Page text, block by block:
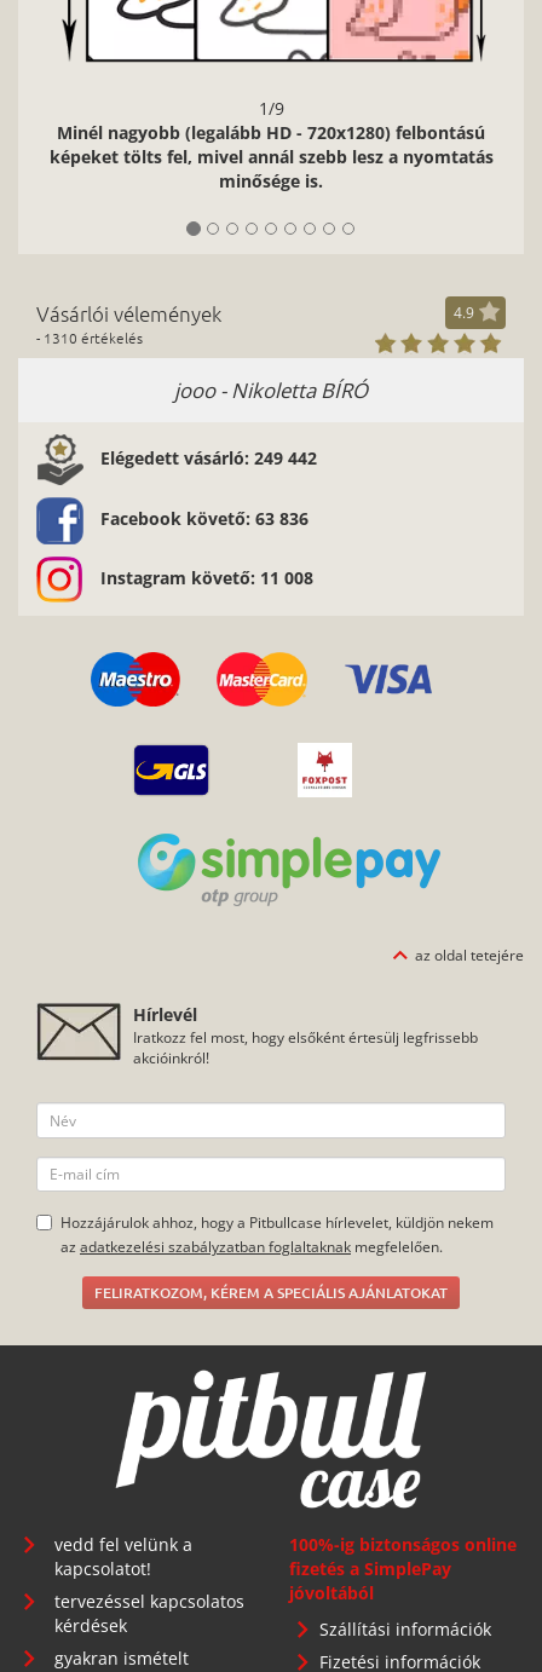
1/9
Minél nagyobb (legalább HD - 720x1280) felbontású
képeket tölts fel, mivel annál szebb lesz a nyomtatás
minősége is.
Vásárlói vélemények
- 1310 értékelés
4.9
jooo - Nikoletta BÍRÓ
Elégedett vásárló: 249 442
Facebook követő: 63 836
Instagram követő: 11 008
az oldal tetejére
Hírlevél
Iratkozz fel most, hogy elsőként értesülj legfrissebb
akcióinkról!
Hozzájárulok ahhoz, hogy a Pitbullcase hírlevelet, küldjön nekem
az adatkezelési szabályzatban foglaltaknak megfelelően.
FELIRATKOZOM, KÉREM A SPECIÁLIS AJÁNLATOKAT
vedd fel velünk a
kapcsolatot!
tervezéssel kapcsolatos
kérdések
gyakran ismételt
100%-ig biztonságos online
fizetés a SimplePay
jóvoltából
Szállítási információk
Fizetési információk